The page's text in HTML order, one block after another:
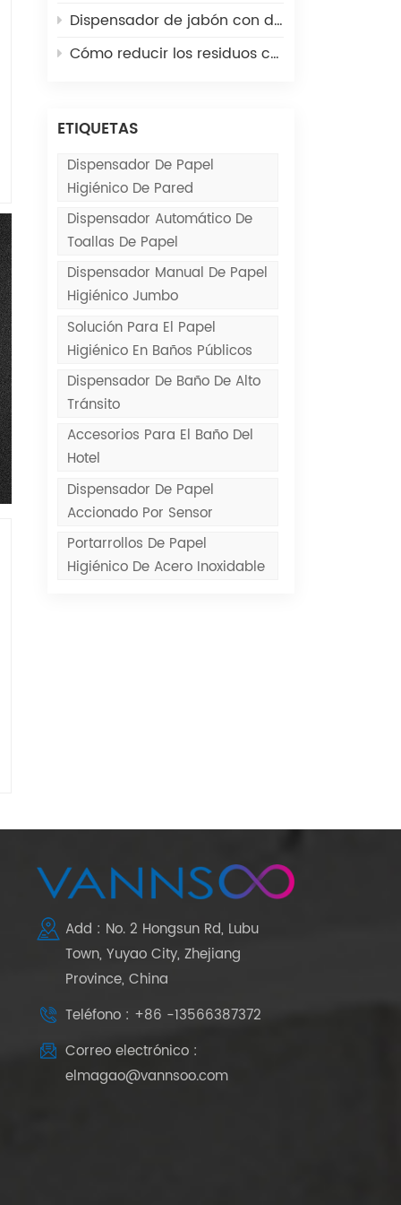
Dispensador de jabón con detección automática o con presión manual: ¿cuál debería elegir?
Cómo reducir los residuos con dispensadores de toallas de papel comerciales
ETIQUETAS
Dispensador De Papel
Higiénico De Pared
Dispensador Automático De
Toallas De Papel
Dispensador Manual De Papel
Higiénico Jumbo
Solución Para El Papel
Higiénico En Baños Públicos
Dispensador De Baño De Alto
Tránsito
Accesorios Para El Baño Del
Hotel
Dispensador De Papel
Accionado Por Sensor
Portarrollos De Papel
Higiénico De Acero Inoxidable
Add : No. 2 Hongsun Rd, Lubu
Town, Yuyao City, Zhejiang
Province, China
Teléfono : +86 -13566387372
Correo electrónico :
elmagao@vannsoo.com